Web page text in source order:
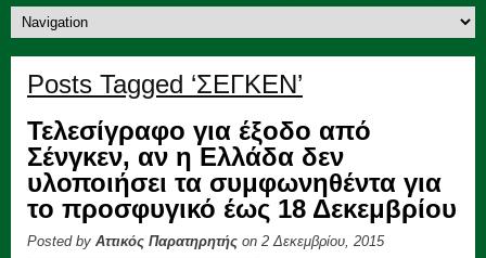
Posts Tagged ‘ΣΕΓΚΕΝ’
Τελεσίγραφο για έξοδο από
Σένγκεν, αν η Ελλάδα δεν
υλοποιήσει τα συμφωνηθέντα για
το προσφυγικό έως 18 Δεκεμβρίου
Posted by Αττικός Παρατηρητής on 2 Δεκεμβρίου, 2015